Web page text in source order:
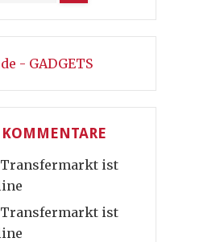
- GADGETS
Transfermarkt ist
Transfermarkt ist